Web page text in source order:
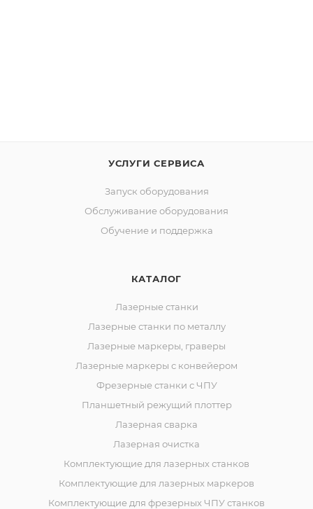
УСЛУГИ СЕРВИСА
Запуск оборудования
Обслуживание оборудования
Обучение и поддержка
КАТАЛОГ
Лазерные станки
Лазерные станки по металлу
Лазерные маркеры, граверы
Лазерные маркеры с конвейером
Фрезерные станки с ЧПУ
Планшетный режущий плоттер
Лазерная сварка
Лазерная очистка
Комплектующие для лазерных станков
Комплектующие для лазерных маркеров
Комплектующие для фрезерных ЧПУ станков